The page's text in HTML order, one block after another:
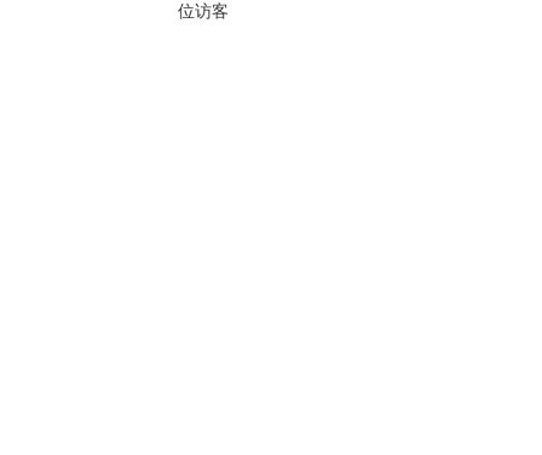
位访客